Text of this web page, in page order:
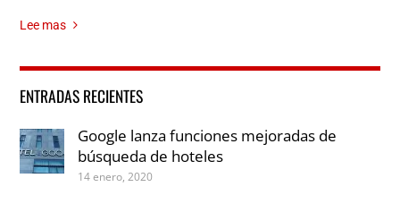
Lee mas
ENTRADAS RECIENTES
Google lanza funciones mejoradas de
búsqueda de hoteles
14 enero, 2020